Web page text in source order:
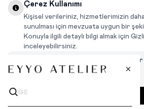
DEĞİŞİM VE İADE TALEBİ
KARIYER
INSTAGRAM
Çerez Kullanımı
Kişisel verileriniz, hizmetlerimizin
sunulması için mevzuata uygun bir
Konuyla ilgili detaylı bilgi almak için
inceleyebilirsiniz.
Çerezleri Özelleştir